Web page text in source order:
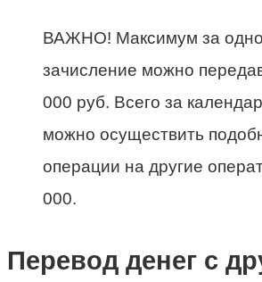
ВАЖНО! Максимум за одно
зачисление можно
000 руб. Всего за
можно осуществить
операции на другие
000.
Перевод денег с